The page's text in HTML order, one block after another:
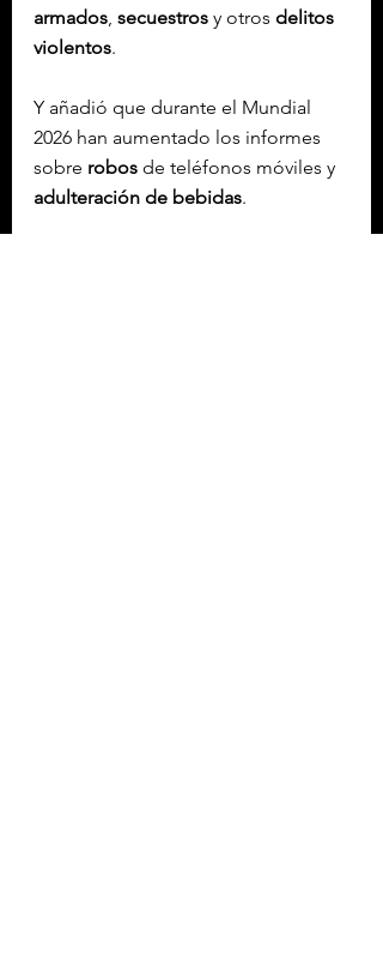
armados secuestros y otros delitos
violentos.
Y añadió que durante el Mundial
2026 han aumentado los informes
sobre robos de teléfonos móviles y
adulteración de bebidas.